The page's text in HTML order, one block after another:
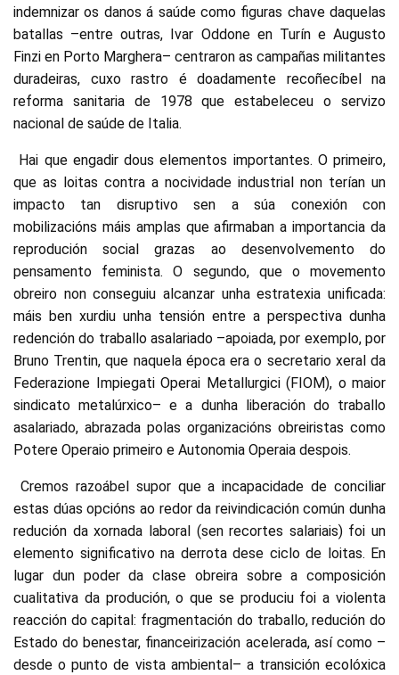
indemnizar os danos á saúde como figuras chave daquelas
batallas –entre outras, Ivar Oddone en Turín e Augusto
Finzi en Porto Marghera– centraron as campañas militantes
duradeiras, cuxo rastro é doadamente recoñecíbel na
reforma sanitaria de 1978 que estabeleceu o servizo
nacional de saúde de Italia.
Hai que engadir dous elementos importantes. O primeiro,
que as loitas contra a nocividade industrial non terían un
impacto tan disruptivo sen a súa conexión con
mobilizacións máis amplas que afirmaban a importancia da
reprodución social grazas ao desenvolvemento do
pensamento feminista. O segundo, que o movemento
obreiro non conseguiu alcanzar unha estratexia unificada:
máis ben xurdiu unha tensión entre a perspectiva dunha
redención do traballo asalariado –apoiada, por exemplo, por
Bruno Trentin, que naquela época era o secretario xeral da
Federazione Impiegati Operai Metallurgici (FIOM), o maior
sindicato metalúrxico– e a dunha liberación do traballo
asalariado, abrazada polas organizacións obreiristas como
Potere Operaio primeiro e Autonomia Operaia despois.
Cremos razoábel supor que a incapacidade de conciliar
estas dúas opcións ao redor da reivindicación común dunha
redución da xornada laboral (sen recortes salariais) foi un
elemento significativo na derrota dese ciclo de loitas. En
lugar dun poder da clase obreira sobre a composición
cualitativa da produción, o que se produciu foi a violenta
reacción do capital: fragmentación do traballo, redución do
Estado do benestar, financeirización acelerada, así como –
desde o punto de vista ambiental– a transición ecolóxica